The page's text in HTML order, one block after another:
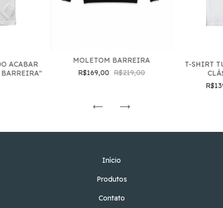
ACABAR
BARREIRA"
MOLETOM BARREIRA
R$169,00 R$219,00
T-SHIRT
Início
Produtos
Contato